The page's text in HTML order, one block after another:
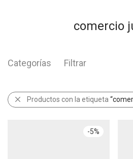
comercio
Categorías Filtrar
Productos con la etiqueta
-5%